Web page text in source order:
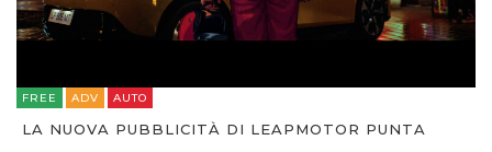
FREE ADV AUTO
LA NUOVA PUBBLICITÀ DI LEAPMOTOR PUNTA